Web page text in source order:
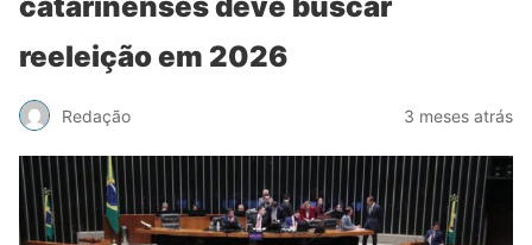
reeleição em 2026
Redação 3 meses atrás